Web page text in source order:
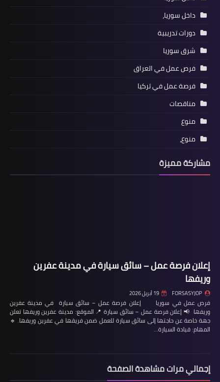
داخل سوريا،
دورات تدريبية
شرق سوريا
فرص عمل في العراق
فرصة عمل في تركيا
مناقصات
منوع
منوع،
مشاركة مميزة
إعلان فرصة عمل – سائق سيارة في مدينة عفرين
وريفها
FORSASYJOP 19 أبريل 2026
فرص عمل في سوريا إعلان فرصة عمل – سائق سيارة في مدينة عفرين
وريفها 📢 إعلان فرصة عمل – سائق سيارة 📍 الموقع: مدينة عفرين وريفها تعلن
جهة خاصة عن حاجتها إلى سائق سيارة للعمل ضمن فريقها في عفرين وريفها. 🔹
المهام: قيادة السيارة…
إجمالي مرات مشاهدة الصفحة